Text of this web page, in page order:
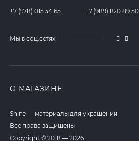
+7 (978) 015 54 65 +7 (989) 820 89 50
Мы в соц.сетях
О МАГАЗИНЕ
Shine — материалы для украшений
Все права защищены
Copyright © 2018 — 2026